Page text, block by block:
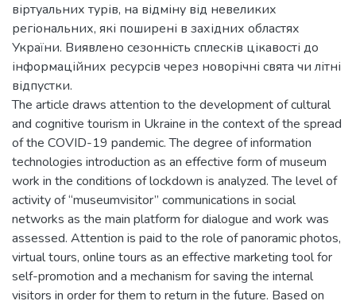
віртуальних турів, на відміну від невеликих
регіональних, які поширені в західних областях
України. Виявлено сезонність сплесків цікавості до
інформаційних ресурсів через новорічні свята чи літні
відпустки.
The article draws attention to the development of cultural
and cognitive tourism in Ukraine in the context of the spread
of the COVID-19 pandemic. The degree of information
technologies introduction as an effective form of museum
work in the conditions of lockdown is analyzed. The level of
activity of “museumvisitor” communications in social
networks as the main platform for dialogue and work was
assessed. Attention is paid to the role of panoramic photos,
virtual tours, online tours as an effective marketing tool for
self-promotion and a mechanism for saving the internal
visitors in order for them to return in the future. Based on